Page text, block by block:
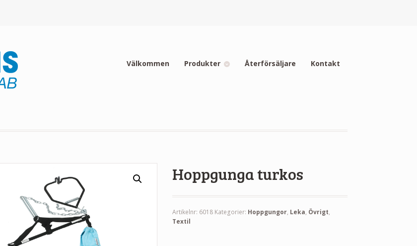
Välkommen Produkter Återförsäljare Kontakt
Hoppgunga turkos
Artikelnr: 6018 Kategorier: Hoppgungor, Leka, Övrigt,
Textil